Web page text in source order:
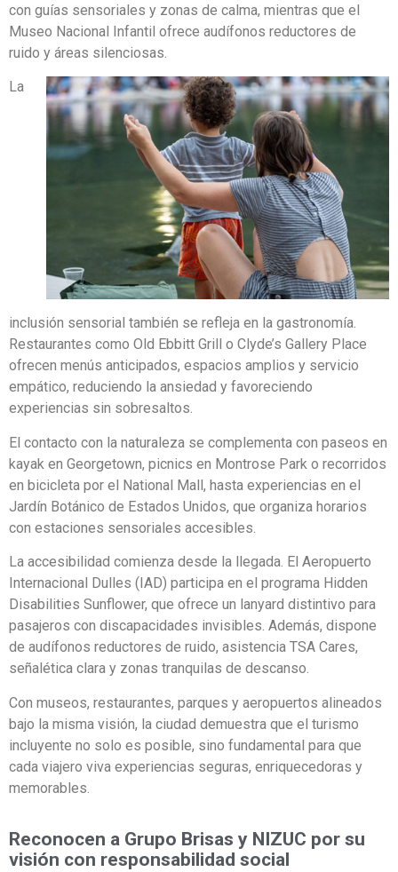
con guías sensoriales y zonas de calma, mientras que el
Museo Nacional Infantil ofrece audífonos reductores de
ruido y áreas silenciosas.
La
inclusión sensorial también se refleja en la gastronomía.
Restaurantes como Old Ebbitt Grill o Clyde’s Gallery Place
ofrecen menús anticipados, espacios amplios y servicio
empático, reduciendo la ansiedad y favoreciendo
experiencias sin sobresaltos.
El contacto con la naturaleza se complementa con paseos en
kayak en Georgetown, picnics en Montrose Park o recorridos
en bicicleta por el National Mall, hasta experiencias en el
Jardín Botánico de Estados Unidos, que organiza horarios
con estaciones sensoriales accesibles.
La accesibilidad comienza desde la llegada. El Aeropuerto
Internacional Dulles (IAD) participa en el programa Hidden
Disabilities Sunflower, que ofrece un lanyard distintivo para
pasajeros con discapacidades invisibles. Además, dispone
de audífonos reductores de ruido, asistencia TSA Cares,
señalética clara y zonas tranquilas de descanso.
Con museos, restaurantes, parques y aeropuertos alineados
bajo la misma visión, la ciudad demuestra que el turismo
incluyente no solo es posible, sino fundamental para que
cada viajero viva experiencias seguras, enriquecedoras y
memorables.
Reconocen a Grupo Brisas y NIZUC por su
visión con responsabilidad social